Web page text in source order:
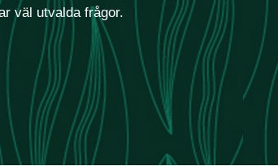
väl utvalda frågor.